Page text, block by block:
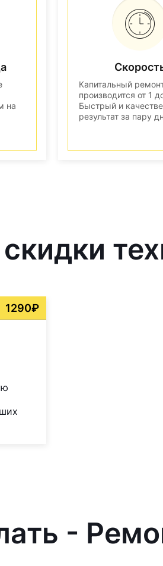
на
Капитальный
производится от 1
Быстрый и
результат за пару
1290₽
-